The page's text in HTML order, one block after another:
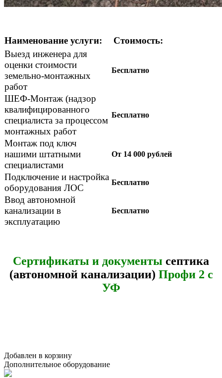
Наименование услуги:
Стоимость:
Выезд инженера для
оценки стоимости
земельно-монтажных
работ
Бесплатно
ШЕФ-Монтаж (надзор
квалифицированного
специалиста за процессом
монтажных работ
Бесплатно
Монтаж под ключ
нашими штатными
специалистами
От 14 000 рублей
Подключение и настройка
оборудования ЛОС
Бесплатно
Ввод автономной
канализации в
эксплуатацию
Бесплатно
Сертификаты и документы септика
(автономной канализации) Профи 2 с
УФ
Добавлен в корзину
Дополнительное оборудование